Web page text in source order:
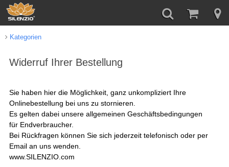
Kategorien
Widerruf Ihrer Bestellung
Sie haben hier die Möglichkeit, ganz unkompliziertIhre
Onlinebestellung bei uns zu stornieren.
Es gelten dabei unsere allgemeinen Geschäftsbedingungen
für Endverbraucher.
Bei Rückfragen können Sie sich jederzeit telefonisch oder per
Email an uns wenden.
www.SILENZIO.com